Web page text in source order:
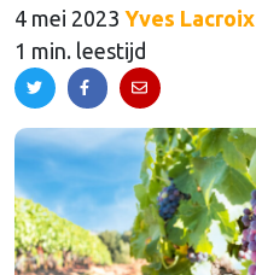
4 mei 2023 Yves Lacroix
1 min. leestijd